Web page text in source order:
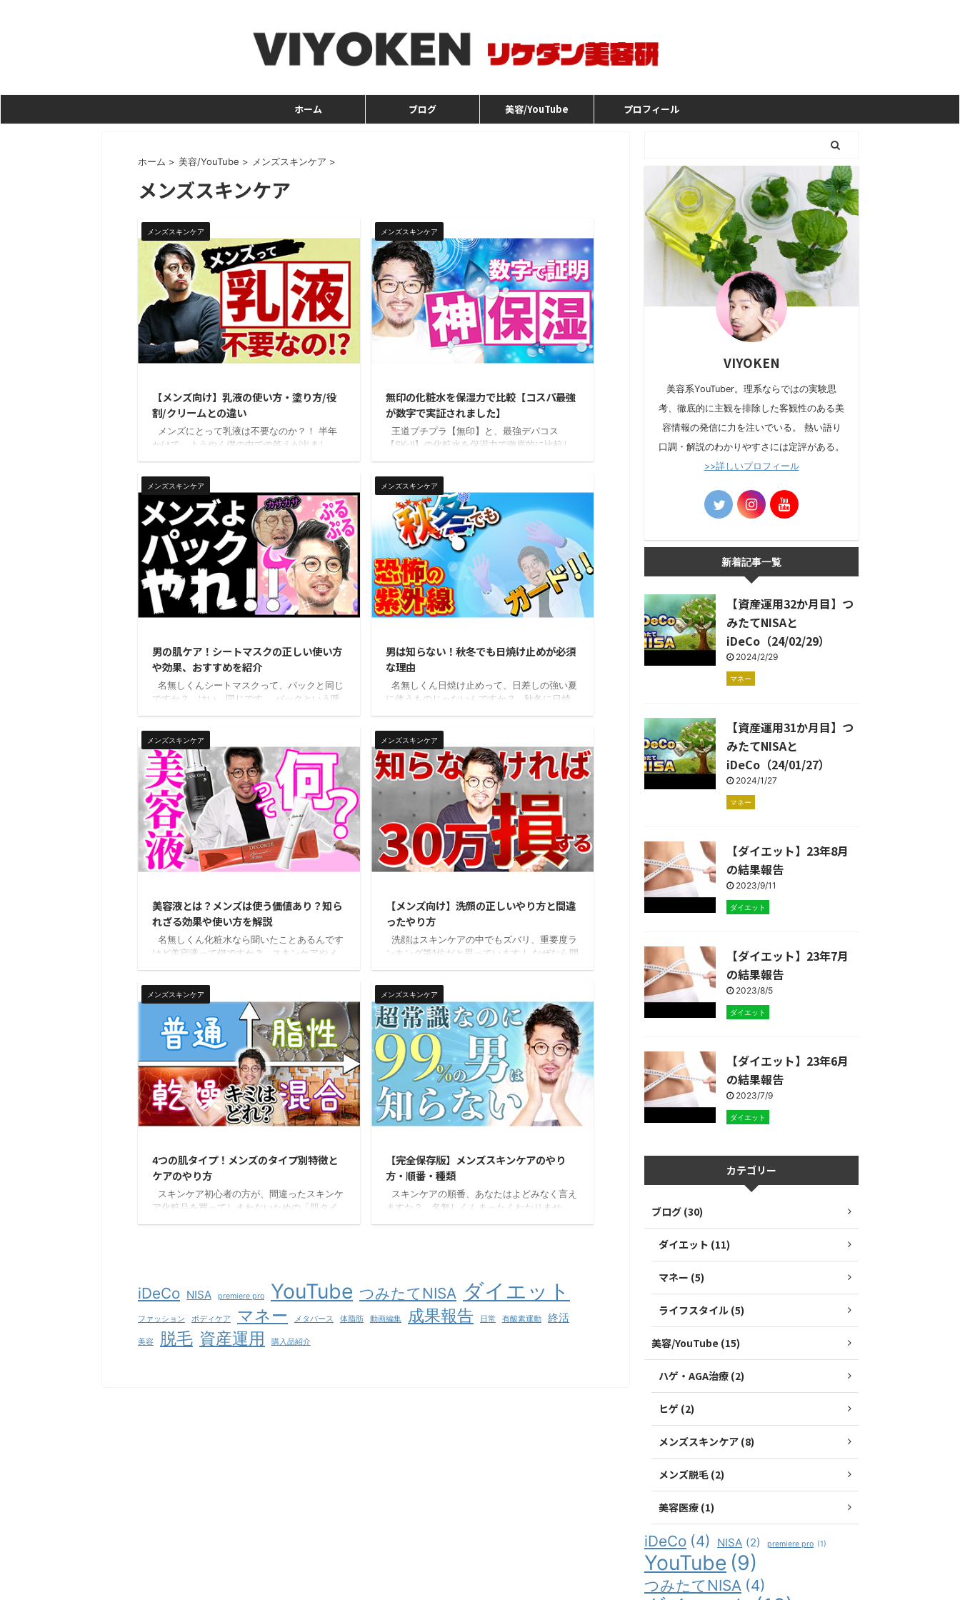
ホーム ブログ 美容/YouTube プロフィール
ホーム > 美容/YouTube > メンズスキンケア >
メンズスキンケア
メンズスキンケア
【メンズ向け】乳液の使い方・塗り方/役
割/クリームとの違い
メンズにとって乳液は不要なのか？！ 半年
かけて、ようやく僕の中での答えが出まし
け？？色々あっていつもややこしくなるんで
す。 洗顔後、化粧水と美容液の後に塗るの
が乳液です。 『【完全保存版】メンズスキン
ケアのやり方・順番・種類』で、スキンケア
の基本の順番を解説しています。 この順番を
頭に入れておくと、理解がスムーズになるの
でぜひ読んでみてください。ビヨケン ...
メンズスキンケア
無印の化粧水を保湿力で比較【コスパ最強
が数字で実証されました】
王道プチプラ【無印】と、最強デパコス
【SK-II】の化粧水を保湿力で徹底的に比較し
感 他人が投稿したレビュー メーカーの受け売
り この辺りでしか良し悪しを判断するものが
ないんです。 名無しくんレビューは投稿者
の主観がほとんどだし、メーカーはいいこと
しか言わないし、正直何を信じればいいかわ
かりません…… そうですよね。同じものを使
っても、感じ方は人それぞれですビヨケン &
...
メンズスキンケア
男の肌ケア！シートマスクの正しい使い方
や効果、おすすめを紹介
名無しくんシートマスクって、パックと同じ
ですか？ はい、同じです。 パックという呼
正しく使えば、特に乾燥肌のメンズにとって
最高の味方になってくれます。 もちろん乾燥
肌以外の男性にもオススメ！使った翌朝の肌
がぷるっぷるになっていて驚きますよ！！
というわけで今日は、 シートマスクの特徴 シ
ートマスクの正しい使い方 シートマスクで得
られる効果 ビヨケンおすすめシートマスクの
...
メンズスキンケア
男は知らない！秋冬でも日焼け止めが必須
な理由
名無しくん日焼け止めって、日差しの強い夏
に使うものじゃないんですか？ 秋冬に日焼
結しているんですビヨケン というわけで今
日はこの記事を読んだ人がいつまでも若々し
くいられるために、はりきって解説していき
ます！ 肌の老化のメカニズムにも触れていた
りするので基本から細かいところまでバッチ
リ理解できるはずです。 最後に、僕が実際
に使っている3種類の日焼け止めのレビューも
やります ...
メンズスキンケア
美容液とは？メンズは使う価値あり？知ら
れざる効果や使い方を解説
名無しくん化粧水なら聞いたことあるんです
けど美容液って何ですか？ スキンケアやメ
い言葉ですよね。ビヨケン ということで今
日は 美容液とは何なのか 美容液で得られる効
果 美容液の選び方 メンズにとって意味はある
のか 美容液の正しい使い方 などなど詳しく話
していきたいと思います。 僕が実際に使っ
ている7つの美容液のレビューも最後にあるの
で、理論と実践、両方から美容液を学ぶこと
...
メンズスキンケア
【メンズ向け】洗顔の正しいやり方と間違
ったやり方
洗顔はスキンケアの中でもズバリ、重要度ラ
ンキング第1位だと思っています！ なぜなら間
るを得なくなってしまう可能性があるからで
す。 今日は大事な洗顔を正しいやり方を間違
ったやり方と比較しながらお話しします。
名無しくんえ？洗顔?!重要度ランキング1位が
洗顔なんですか？ 意外ですよね？でも、洗
顔は最上級に重要です。 スキンケア不要論を
唱えている方は多いですが、洗顔を不要と言
...
メンズスキンケア
4つの肌タイプ！メンズのタイプ別特徴と
ケアのやり方
スキンケア初心者の方が、間違ったスキンケ
ア化粧品を買ってしまわないための「肌タイ
た考え方でやみくもにスキンケア化粧品を選
んでしまうのを防げるんです！ 【基本】肌
タイプ4つ種類とその特徴 まず、4つの肌タイ
プについて解説します。 まず ...
メンズスキンケア
【完全保存版】メンズスキンケアのやり
方・順番・種類
スキンケアの順番、あなたはよどみなく言え
ますか？ 名無しくんまったくわかりませ
しました。 僕だけじゃなかったんですね メ
ンズスキンケアのやり方・順番・種類 は
い！ということでまずは結論から言ってしま
iDeCo NISA premiere pro YouTube つみたてNISA ダイエット
ファッション ボディケア マネー メタバース 体脂肪 動画編集 成果報告 日常 有酸素運動 終活
美容 脱毛 資産運用 購入品紹介
VIYOKEN
美容系YouTuber。理系ならではの実験思
考、徹底的に主観を排除した客観性のある美
容情報の発信に力を注いでいる。 熱い語り
口調・解説のわかりやすさには定評がある。
>>詳しいプロフィール
新着記事一覧
【資産運用32か月目】つ
みたてNISAと
iDeCo（24/02/29）
2024/2/29
マネー
【資産運用31か月目】つ
みたてNISAと
iDeCo（24/01/27）
2024/1/27
マネー
【ダイエット】23年8月
の結果報告
2023/9/11
ダイエット
【ダイエット】23年7月
の結果報告
2023/8/5
ダイエット
【ダイエット】23年6月
の結果報告
2023/7/9
ダイエット
カテゴリー
ブログ (30)
ダイエット (11)
マネー (5)
ライフスタイル (5)
美容/YouTube (15)
ハゲ・AGA治療 (2)
ヒゲ (2)
メンズスキンケア (8)
メンズ脱毛 (2)
美容医療 (1)
iDeCo (4) NISA (2) premiere pro (1)
YouTube (9)
つみたてNISA (4)